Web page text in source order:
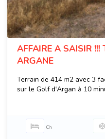
AFFAIRE A SAISIR !!!
ARGANE
Terrain de 414 m2 avec 3
sur le Golf d'Argan à 10
Ch